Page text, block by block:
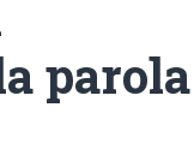
parola